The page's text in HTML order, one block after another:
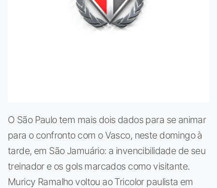
O São Paulo tem mais dois dados para se animar
para o confronto com o Vasco, neste domingo à
tarde, em São Jamuário: a invencibilidade de seu
treinador e os gols marcados como visitante.
Muricy Ramalho voltou ao Tricolor paulista em